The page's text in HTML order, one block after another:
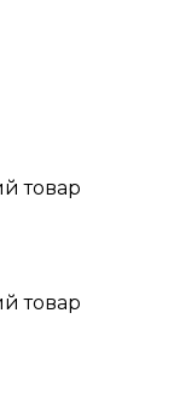
товар
товар